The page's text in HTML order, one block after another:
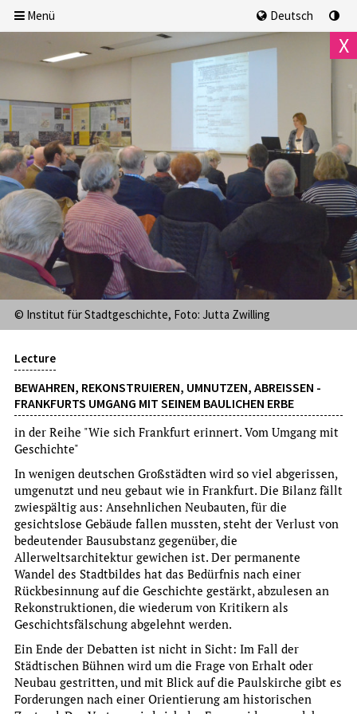
© Institut für Stadtgeschichte, Foto: Jutta Zwilling
X
Lecture
BEWAHREN, REKONSTRUIEREN, UMNUTZEN, ABREISSEN - F
RANKFURTS UMGANG MIT SEINEM BAULICHEN ERBE
in der Reihe "Wie sich Frankfurt erinnert. Vom Umgang mit
Geschichte"
In wenigen deutschen Großstädten wird so viel abgerissen,
umgenutzt und neu gebaut wie in Frankfurt. Die Bilanz fällt
zwiespältig aus: Ansehnlichen Neubauten, für die
gesichtslose Gebäude fallen mussten, steht der Verlust von
bedeutender Bausubstanz gegenüber, die
Allerweltsarchitektur gewichen ist. Der permanente
Wandel des Stadtbildes hat das Bedürfnis nach einer
Rückbesinnung auf die Geschichte gestärkt, abzulesen an
Rekonstruktionen, die wiederum von Kritikern als
Geschichtsfälschung abgelehnt werden.
Ein Ende der Debatten ist nicht in Sicht: Im Fall der
Städtischen Bühnen wird um die Frage von Erhalt oder
Neubau gestritten, und mit Blick auf die Paulskirche gibt es
Forderungen nach einer Orientierung am historischen
Menü Deutsch
We, 5.8.2026
18:00 Uhr
AUSGEBUCHT
Exhibition opening
WILDES RADELN
FAHRRADEXKURSION ZU WILDEN ECKEN
um Voranmeldung wird gebeten
more
Su, 9.8.2026